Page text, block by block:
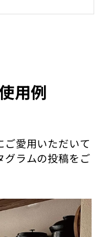
用例
愛用いただいて
グラムの投稿をご